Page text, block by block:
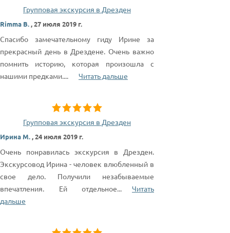
Групповая экскурсия в Дрезден
Rimma B.,27 июля 2019 г.
Спасибо замечательному гиду Ирине за
прекрасный день в Дрездене. Очень важно
помнить историю, которая произошла с
нашими предками.... Читать дальше
Групповая экскурсия в Дрезден
Ирина М.,24 июля 2019 г.
Очень понравилась экскурсия в Дрезден.
Экскурсовод Ирина - человек влюбленный в
свое дело. Получили незабываемые
впечатления. Ей отдельное...
Читать
дальше